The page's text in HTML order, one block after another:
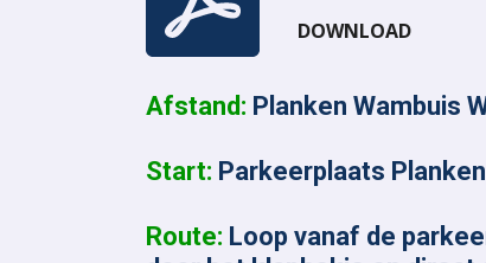
DOWNLOAD
Afstand : Planken Wambuis
Start: Parkeerplaats
Route: Loop vanaf de